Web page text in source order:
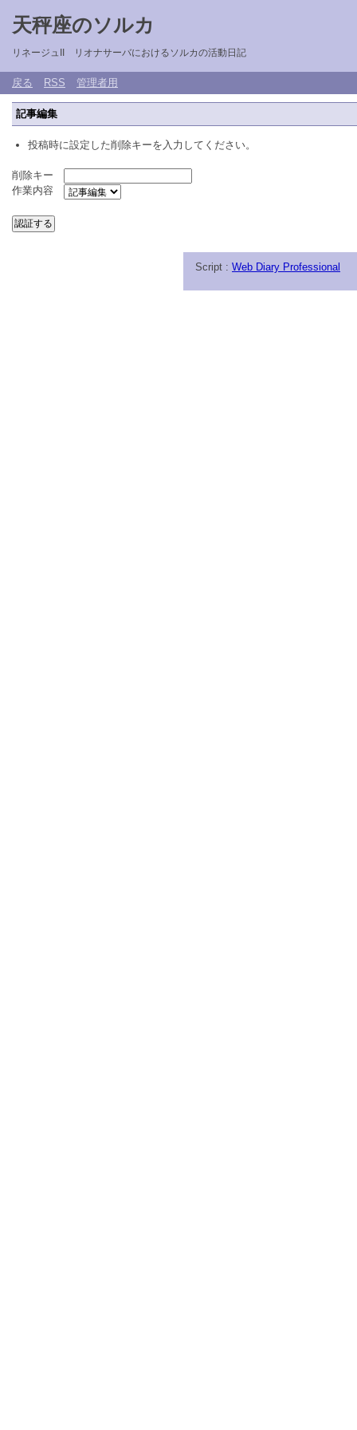
天秤座のソルカ
リネージュII リオナサーバにおけるソルカの活動日記
戻る RSS 管理者用
記事編集
投稿時に設定した削除キーを入力してください。
削除キー
作業内容
Script : Web Diary Professional